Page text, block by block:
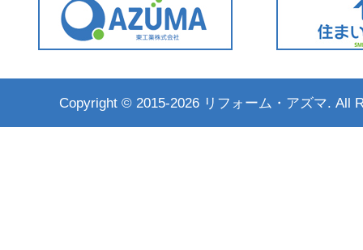
Copyright © 2015-2026 リフォーム・アズマ. All